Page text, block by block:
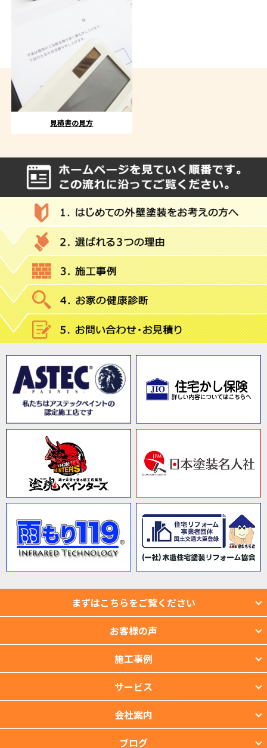
見積書の見方
まずはこちらをご覧ください
お客様の声
施工事例
サービス
会社案内
ブログ